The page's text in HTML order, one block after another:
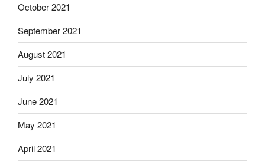
October 2021
September 2021
August 2021
July 2021
June 2021
May 2021
April 2021